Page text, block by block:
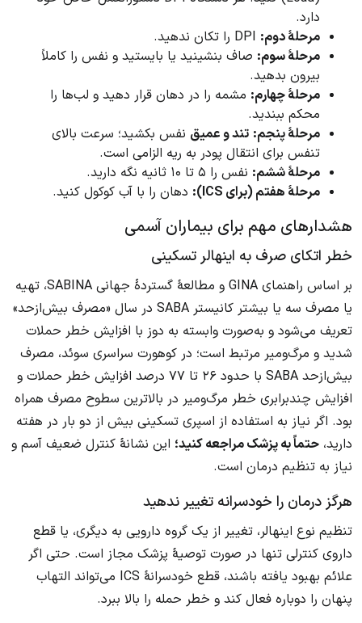
دارد.
مرحلهٔ دوم:
مرحلهٔ سوم: صاف بنشینید یا بایستید و نفس را کاملاً
بیرون بدهید.
مرحلهٔ چهارم: مشمه را در دهان قرار دهید و لب‌ها را
محکم ببندید.
مرحلهٔ پنجم: تند و عمیق نفس بکشید؛ سرعت بالای
تنفس برای انتقال پودر به ریه الزامی است.
مرحلهٔ ششم: نفس را ۵ تا ۱۰ ثانیه نگه دارید.
مرحلهٔ هفتم (برای ICS):
دهان را با آب کوکول کنید.
هشدارهای مهم برای بیماران آسمی
خطر اتکای صرف به اینهالر تسکینی
بر اساس راهنمای GINA و مطالعهٔ گستردهٔ جهانی SABINA، تهیه
یا مصرف سه یا بیشتر کانیستر SABA در سال «مصرف بیش‌ازحد»
تعریف می‌شود و به‌صورت وابسته به دوز با افزایش خطر حملات
شدید و مرگ‌ومیر مرتبط است؛ در کوهورت سراسری سوئد، مصرف
بیش‌ازحد SABA با حدود ۲۶ تا ۷۷ درصد افزایش خطر حملات و
افزایش چندبرابری خطر مرگ‌ومیر در بالاترین سطوح مصرف همراه
بود. اگر نیاز به استفاده از اسپری تسکینی بیش از دو بار در هفته
دارید، حتماً به پزشک مراجعه کنید؛ این نشانهٔ کنترل ضعیف آسم و
نیاز به تنظیم درمان است.
هرگز درمان را خودسرانه تغییر ندهید
تنظیم نوع اینهالر، تغییر از یک گروه دارویی به دیگری، یا قطع
داروی کنترلی تنها در صورت توصیهٔ پزشک مجاز است. حتی اگر
علائم بهبود یافته باشند، قطع خودسرانهٔ ICS می‌تواند التهاب
پنهان را دوباره فعال کند و خطر حمله را بالا ببرد.